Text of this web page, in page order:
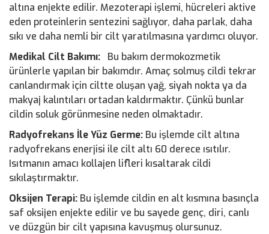
altına enjekte edilir. Mezoterapi işlemi, hücreleri aktive
eden proteinlerin sentezini sağlıyor, daha parlak, daha
sıkı ve daha nemli bir cilt yaratılmasına yardımcı oluyor.
Medikal Cilt Bakımı:
Bu bakım dermokozmetik
ürünlerle yapılan bir bakımdır. Amaç solmuş cildi tekrar
canlandırmak için ciltte oluşan yağ, siyah nokta ya da
makyaj kalıntıları ortadan kaldırmaktır. Çünkü bunlar
cildin soluk görünmesine neden olmaktadır.
Radyofrekans İle Yüz Germe: Bu işlemde cilt altına
radyofrekans enerjisi ile cilt altı 60 derece ısıtılır.
Isıtmanın amacı kollajen lifleri kısaltarak cildi
sıkılaştırmaktır.
Oksijen Terapi: Bu işlemde cildin en alt kısmına basınçla
saf oksijen enjekte edilir ve bu sayede genç, diri, canlı
ve düzgün bir cilt yapısına kavuşmuş olursunuz.